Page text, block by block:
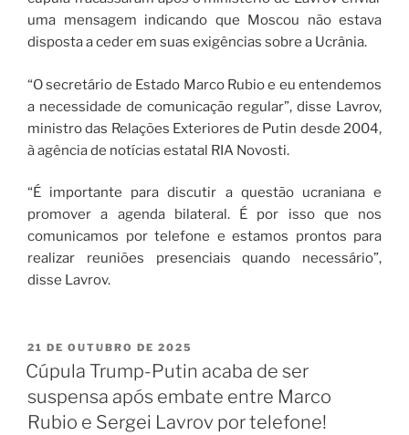
uma mensagem indicando que Moscou não estava
disposta a ceder em suas exigências sobre a Ucrânia.
“O secretário de Estado Marco Rubio e eu entendemos
a necessidade de comunicação regular”, disse Lavrov,
ministro das Relações Exteriores de Putin desde 2004,
à agência de notícias estatal RIA Novosti.
“É importante para discutir a questão ucraniana e
promover a agenda bilateral. É por isso que nos
comunicamos por telefone e estamos prontos para
realizar reuniões presenciais quando necessário”,
disse Lavrov.
21 DE OUTUBRO DE 2025
Cúpula Trump-Putin acaba de ser
suspensa após embate entre Marco
Rubio e Sergei Lavrov por telefone!